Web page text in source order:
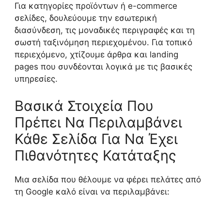
Για κατηγορίες προϊόντων ή e-commerce
σελίδες, δουλεύουμε την εσωτερική
διασύνδεση, τις μοναδικές περιγραφές και τη
σωστή ταξινόμηση περιεχομένου. Για τοπικό
περιεχόμενο, χτίζουμε άρθρα και landing
pages που συνδέονται λογικά με τις βασικές
υπηρεσίες.
Βασικά Στοιχεία Που
Πρέπει Να Περιλαμβάνει
Κάθε Σελίδα Για Να Έχει
Πιθανότητες Κατάταξης
Μια σελίδα που θέλουμε να φέρει πελάτες από
τη Google καλό είναι να περιλαμβάνει: